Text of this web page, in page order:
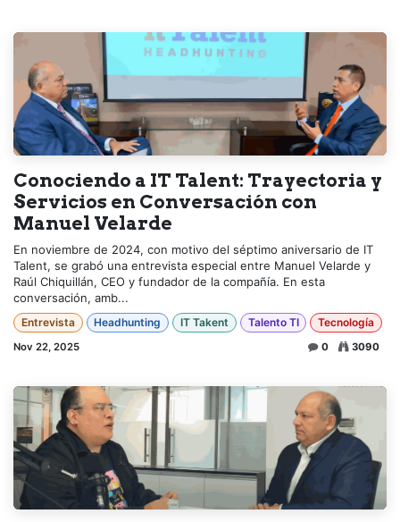
Conociendo a IT Talent: Trayectoria y
Servicios en Conversación con
Manuel Velarde
En noviembre de 2024, con motivo del séptimo aniversario de IT
Talent, se grabó una entrevista especial entre Manuel Velarde y
Raúl Chiquillán, CEO y fundador de la compañía. En esta
conversación, amb...
Entrevista Headhunting IT Takent Talento TI Tecnología
Nov 22, 2025 0 3090